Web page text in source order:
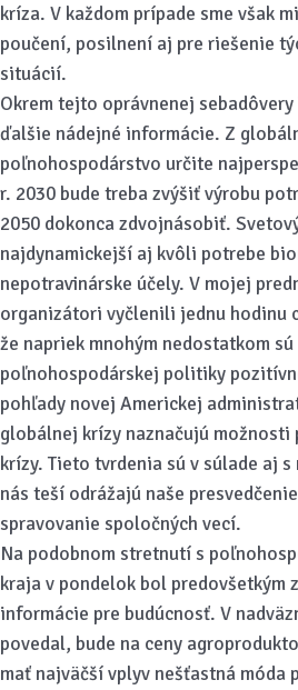
kríza. V každom prípade sme však
poučení, posilnení aj pre riešenie
situácií.
Okrem tejto oprávnenej sebadôvery
ďalšie nádejné informácie. Z
poľnohospodárstvo určite
r. 2030 bude treba zvýšiť výrobu
2050 dokonca zdvojnásobiť.
najdynamickejší aj kvôli potrebe
nepotravinárske účely. V mojej
organizátori vyčlenili jednu hodinu
že napriek mnohým nedostatkom
poľnohospodárskej politiky
pohľady novej Americkej
globálnej krízy naznačujú
krízy. Tieto tvrdenia sú v súlade aj
nás teší odrážajú naše
spravovanie spoločných vecí.
Na podobnom stretnutí s
kraja v pondelok bol predovšetkým
informácie pre budúcnosť. V
povedal, bude na ceny
mať najväčší vplyv nešťastná móda